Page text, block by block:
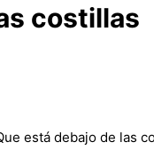
costillas
está debajo de las